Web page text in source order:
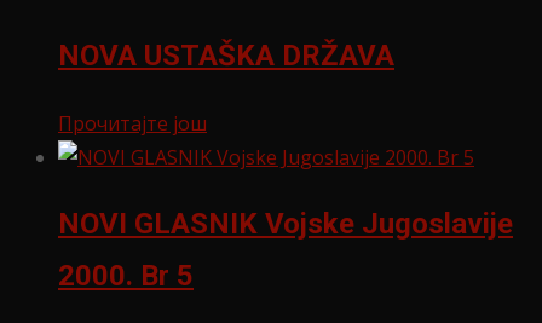
NOVA USTAŠKA DRŽAVA
Прочитајте још
NOVI GLASNIK Vojske Jugoslavije
2000. Br 5